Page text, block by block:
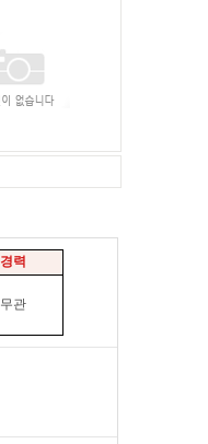
경력
무관